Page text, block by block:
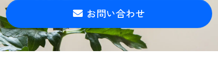
お問い合わせ